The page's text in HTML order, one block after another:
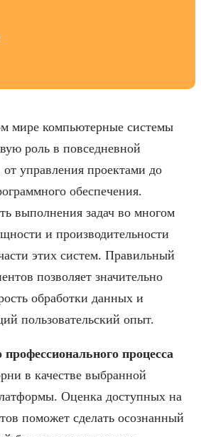
мире компьютерные системы
роль в повседневной
от управления проектами до
обеспечения.
выполнения задач во многом
и производительности
этих систем. Правильный
позволяет значительно
обработки данных и
пользовательский опыт.
процесса
в качестве выбранной
Оценка доступных на
поможет сделать осознанный